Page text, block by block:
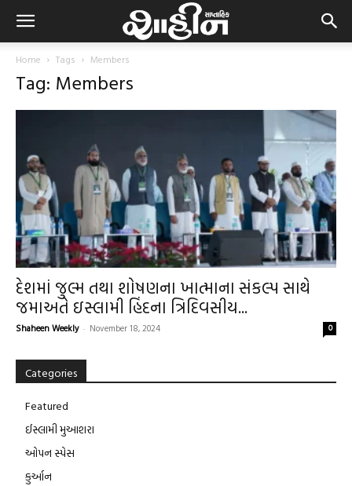
Home Tags Members
Tag: Members
દેશમાં જુલ્મ તથા શોષણના ખાત્માના સંકલ્પ સાથે
જમાઅતે ઇસ્લામી હિંદના ત્રિદિવસીય...
Shaheen Weekly - November 18, 2024 0
Categories
Featured
ઈસ્લામી મુઆશરા
ઓપન સ્પેસ
કુર્આન